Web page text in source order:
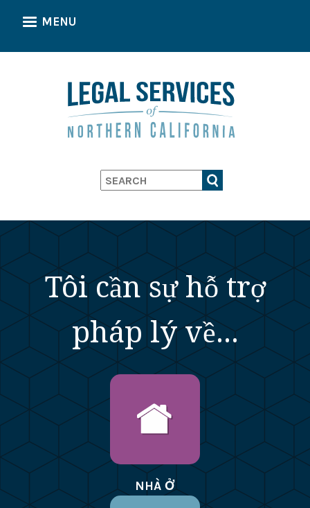
MENU
Search
Tôi cần sự hỗ trợ
pháp lý về...
NHÀ Ở